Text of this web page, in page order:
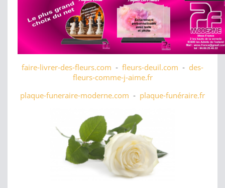
faire-livrer-des-fleurs.com - fleurs-deuil.com - des-
fleurs-comme-j-aime.fr
plaque-funeraire-moderne.com - plaque-funéraire.fr